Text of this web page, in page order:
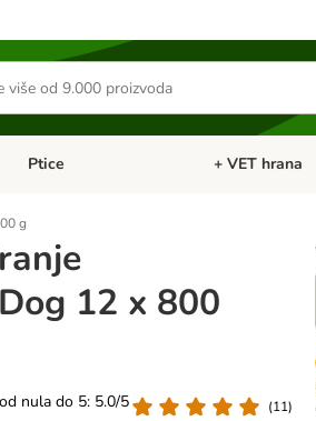
Pregled kategorija: Male životinje
Ptice Pregled
+ VET hrana
g
12 x 800
nula do 5: 5.0/5
(11)